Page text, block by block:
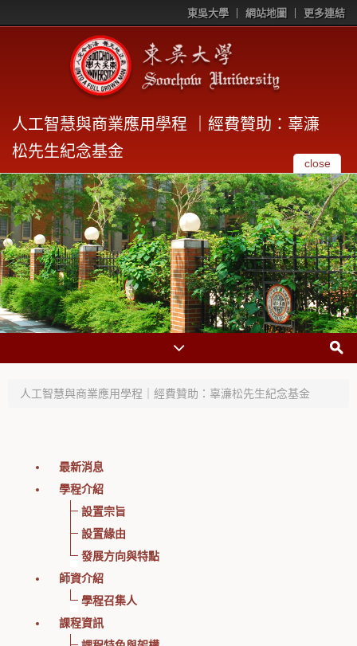
東吳大學 網站地圖 更多連結
人工智慧與商業應用學程 ｜經費贊助：辜濓
松先生紀念基金
close
人工智慧與商業應用學程｜經費贊助：辜濓松先生紀念基金
最新消息
學程介紹
設置宗旨
設置緣由
發展方向與特點
師資介紹
學程召集人
課程資訊